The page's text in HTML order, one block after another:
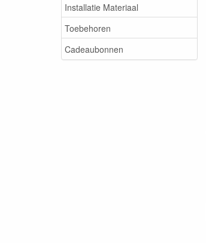
Installatie Materiaal
Toebehoren
Cadeaubonnen